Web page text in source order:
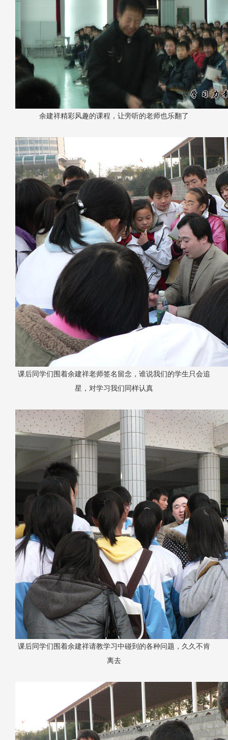
余建祥精彩风趣的课程，让旁听的老师也乐翻了
课后同学们围着余建祥老师签名留念，谁说我们的学生只会追
星，对学习我们同样认真
课后同学们围着余建祥请教学习中碰到的各种问题，久久不肯
离去